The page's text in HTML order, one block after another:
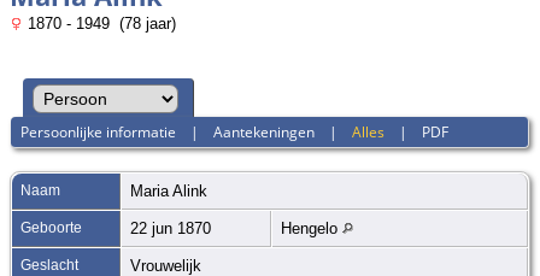
1870 - 1949 (78 jaar)
Persoonlijke informatie |Aantekeningen |Alles | PDF
Naam Maria Alink
Geboorte 22 jun 1870 Hengelo
Geslacht Vrouwelijk